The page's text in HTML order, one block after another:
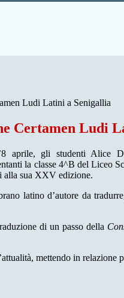
Ludi Latini a Senigallia
Certamen Ludi
aprile, gli studenti Alice
la classe 4^B del Liceo
alla sua XXV edizione.
latino d’autore da
di un passo della
mettendo in relazione